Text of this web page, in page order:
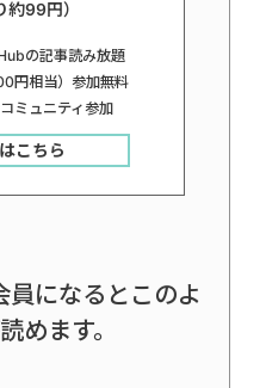
約99円）
の記事読み放題
円相当）参加無料
ミュニティ参加
こちら
員になるとこのよ
めます。